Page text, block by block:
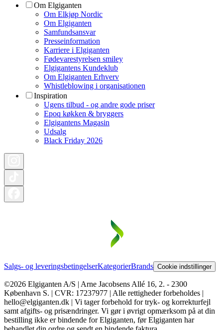
Om Elgiganten
Om Elkjøp Nordic
Om Elgiganten
Samfundsansvar
Presseinformation
Karriere i Elgiganten
Fødevarestyrelsen smiley
Elgigantens Kundeklub
Om Elgiganten Erhverv
Whistleblowing i organisationen
Inspiration
Ugens tilbud - og andre gode priser
Epoq køkken & bryggers
Elgigantens Magasin
Udsalg
Black Friday 2026
Salgs- og leveringsbetingelserKategorierBrands Cookie indstillinger
©2026 Elgiganten A/S | Arne Jacobsens Allé 16, 2. - 2300
København S. | CVR: 17237977 | Alle rettigheder forbeholdes |
hello@elgiganten.dk | Vi tager forbehold for tryk- og korrekturfejl
samt afgifts- og prisændringer. Vi gør i øvrigt opmærksom på at din
bestilling ikke er bindende for Elgiganten, før Elgiganten har